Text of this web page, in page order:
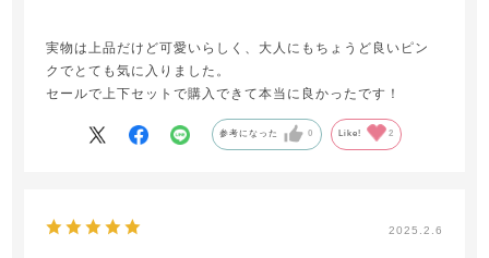
実物は上品だけど可愛いらしく、大人にもちょうど良いピン
クでとても気に入りました。
セールで上下セットで購入できて本当に良かったです！
参考になった 0 Like! 2
2025.2.6